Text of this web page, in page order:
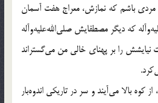
باشم که نمازش، معراج هفت آسمان
که دیگر مصطفایش صلی‌الله‌علیه‌و‌آله
نیایشش را بر پهنای خالی من می‌گستراند
کوه بالا می‌آیند و سر در تاریکی اندوه‌بار